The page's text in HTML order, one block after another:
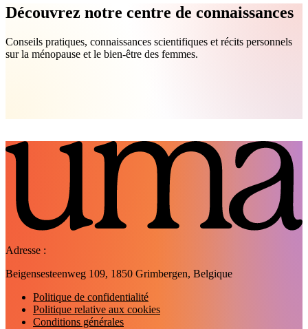
Découvrez notre centre de connaissances
Conseils pratiques, connaissances scientifiques et récits personnels
sur la ménopause et le bien-être des femmes.
Adresse :
Beigensesteenweg 109, 1850 Grimbergen, Belgique
Politique de confidentialité
Politique relative aux cookies
Conditions générales